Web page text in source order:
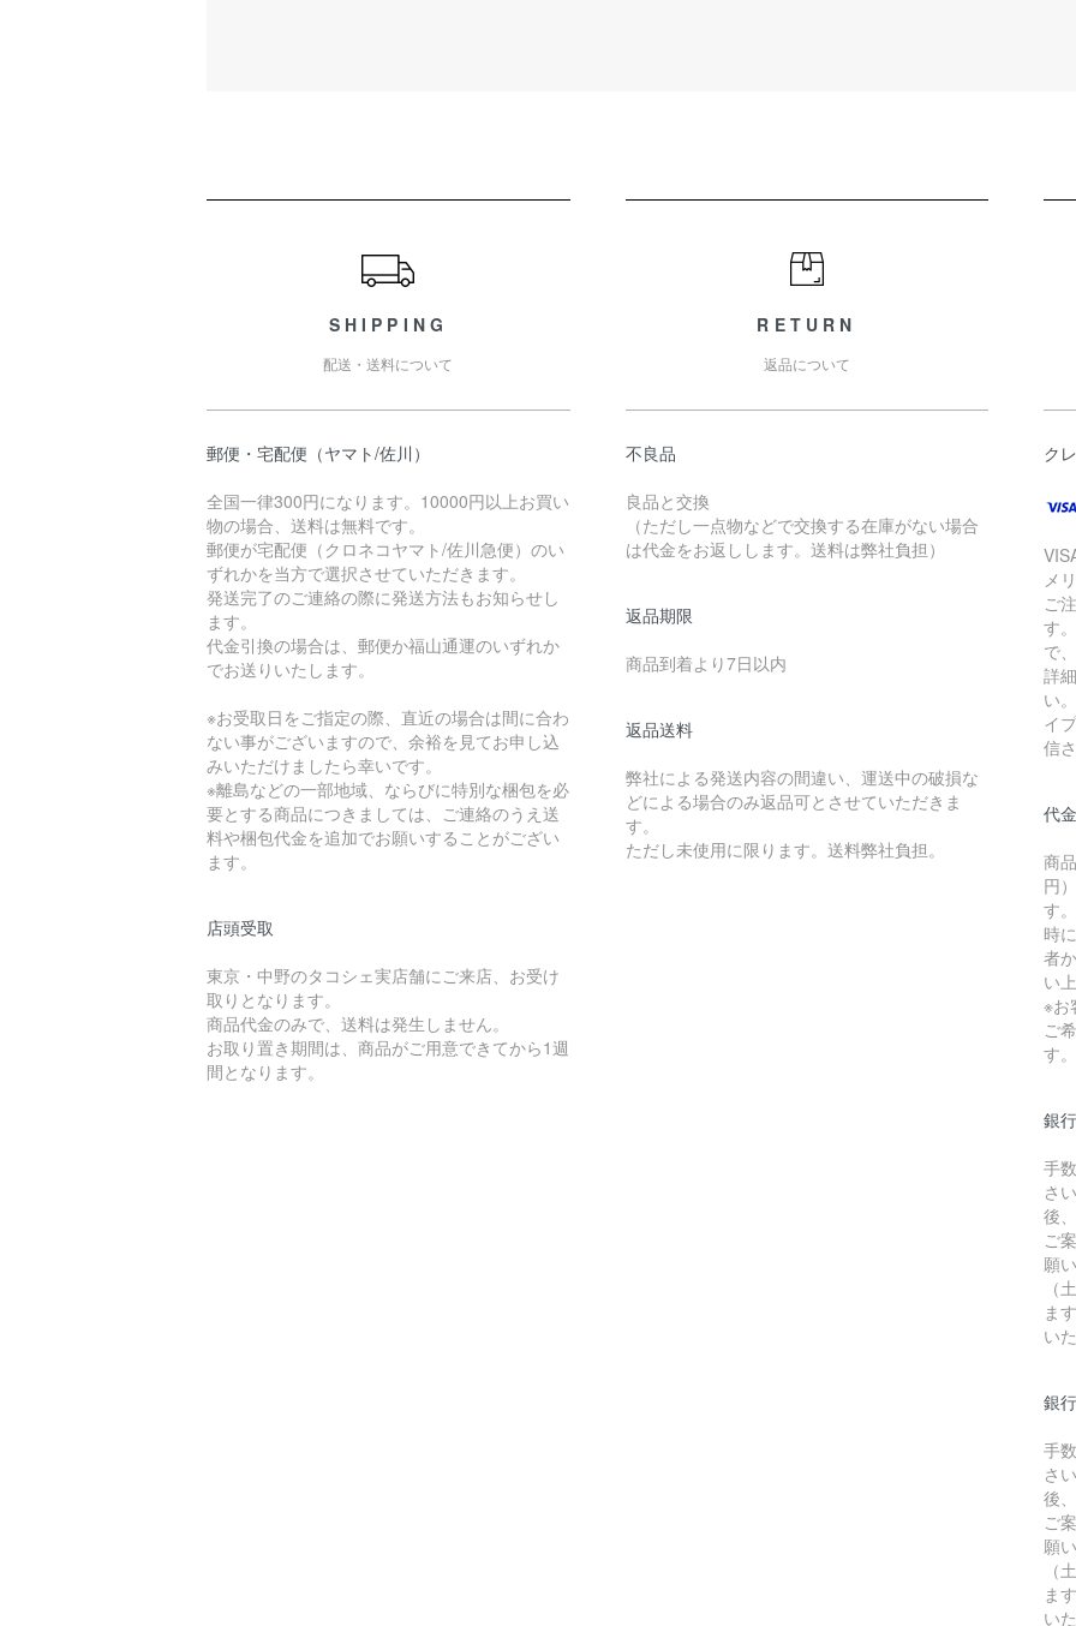
SHIPPING
配送・送料について
郵便・宅配便（ヤマト/佐川）
全国一律300円になります。10000円以上お買い
物の場合、送料は無料です。
郵便が宅配便（クロネコヤマト/佐川急便）のい
ずれかを当方で選択させていただきます。
発送完了のご連絡の際に発送方法もお知らせし
ます。
代金引換の場合は、郵便か福山通運のいずれか
でお送りいたします。
※お受取日をご指定の際、直近の場合は間に合わ
ない事がございますので、余裕を見てお申し込
みいただけましたら幸いです。
※離島などの一部地域、ならびに特別な梱包を必
要とする商品につきましては、ご連絡のうえ送
料や梱包代金を追加でお願いすることがござい
ます。
店頭受取
東京・中野のタコシェ実店舗にご来店、お受け
取りとなります。
商品代金のみで、送料は発生しません。
お取り置き期間は、商品がご用意できてから1週
間となります。
RETURN
返品について
不良品
良品と交換
（ただし一点物などで交換する在庫がない場合
は代金をお返しします。送料は弊社負担）
返品期限
商品到着より7日以内
返品送料
弊社による発送内容の間違い、運送中の破損な
どによる場合のみ返品可とさせていただきま
す。
ただし未使用に限ります。送料弊社負担。
ク
メ
ご
す
で
詳
い。
イ
信
代
商
円
す
時
者
い
※お
ご
す。
銀
手
さ
後
ご
願
（
ま
い
銀
手
さ
後
ご
願
（
ま
い